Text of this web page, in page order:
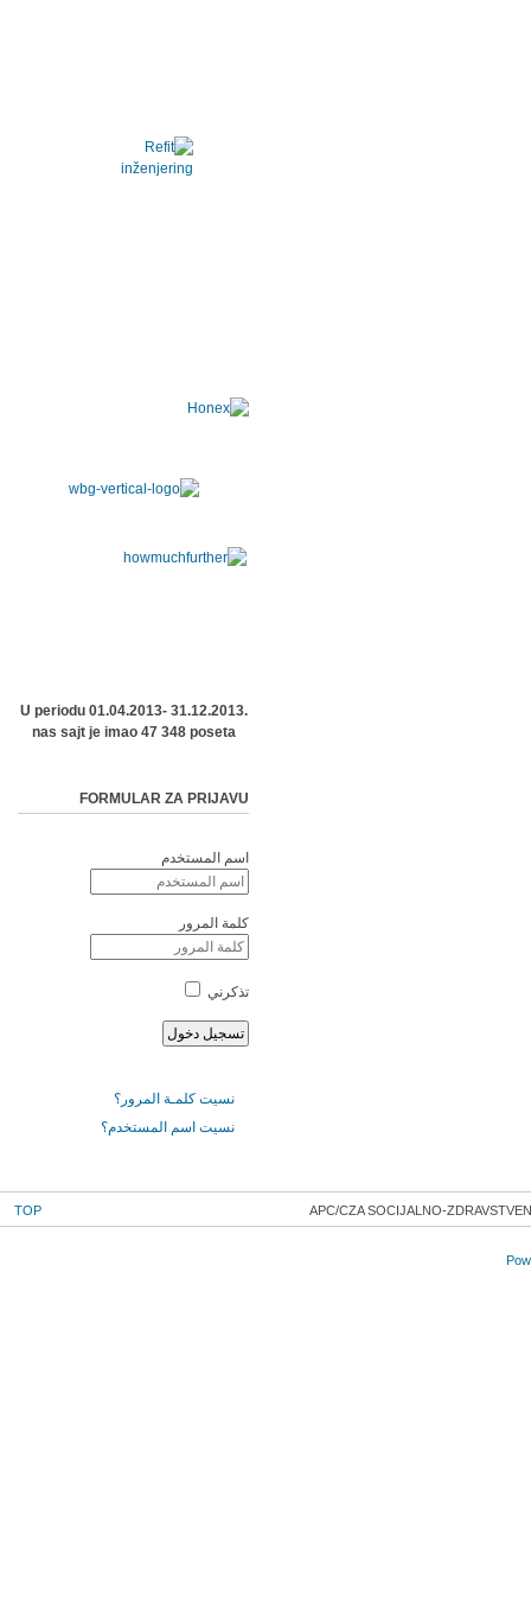
U periodu 01.04.2013- 31.12.2013.
nas sajt je imao 47 348 poseta
FORMULAR ZA PRIJAVU
اسم المستخدم
كلمة المرور
تذكرني
نسيت كلمـة المرور؟
نسيت اسم المستخدم؟
APC/CZA SOCIJALNO-
TOP